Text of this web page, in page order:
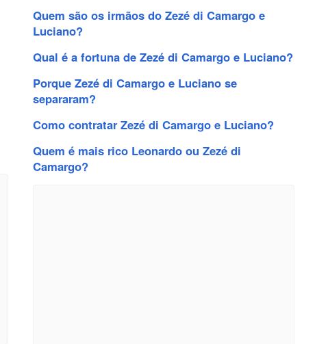
Quem são os irmãos do Zezé di Camargo e
Luciano?
Qual é a fortuna de Zezé di Camargo e Luciano?
Porque Zezé di Camargo e Luciano se
separaram?
Como contratar Zezé di Camargo e Luciano?
Quem é mais rico Leonardo ou Zezé di
Camargo?